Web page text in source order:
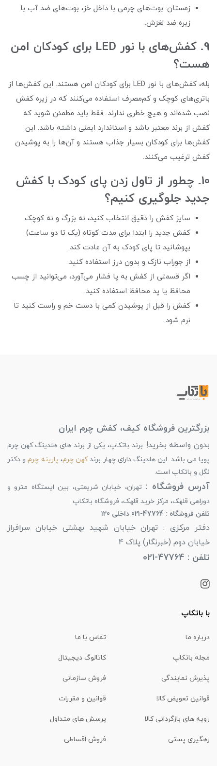
زمستان: بوت‌های چرمی با داخل خز، بوت‌های ضد آب با
زیره ضد لغزش.
9. کفش‌های با نور LED برای کودکان امن
هست؟
بله، کفش‌های با نور LED برای کودکان امن هستند. این کفش‌ها از
باتری‌های کوچک و کم‌مصرف استفاده می‌کنند که در زیره کفش
نصب شده‌اند و هیچ خطری ندارند. فقط باید مطمئن شوید که
کفش از برند معتبر باشد و استاندارد ایمنی داشته باشد. این
کفش‌ها برای کودکان بسیار جذاب هستند و آن‌ها را به پوشیدن
کفش ترغیب می‌کنند.
10. چطور از تاول زدن پای کودک با کفش
جدید جلوگیری کنیم؟
سایز کفش را دقیق انتخاب کنید، نه بزرگ و نه کوچک
کفش جدید را ابتدا برای مدت کوتاه (یک تا دو ساعت)
بپوشانید تا پای کودک به آن عادت کند.
از جوراب نازک و بدون درز استفاده کنید.
اگر قسمتی از کفش به پا فشار می‌آورد، می‌توانید از چسب
محافظ یا پد محافظ استفاده کنید.
کفش را قبل از پوشیدن کمی با دست خم و راست کنید تا
نرم شود.
بزرگترین فروشگاه کیف، کفش چرم ایران
بدون واسطه بخرید! برند باتکاپ، یکی از برند های هلدینگ کهن چرم
پویا می باشد. این هلدینگ دارای چهار برندکهن چرم، پارینه چرمو دکتر
نگل و باتکاپ است.
آدرس فروشگاه : تهران، خیابان شریعتی، بین ایستگاه مترو و
دوراهی قلهک، مرکز خرید قلهک، فروشگاه باتکاپ
تلفن فروشگاه : 47764-021 داخلی 120
دفتر مرکزی : تهران خیابان شهید بهشتی خیابان سرافراز
خیابان دوم (خبرنگار) پلاک 4
تلفن : 47764-021
با باتکاپ
درباره ما تماس با ما
مجله باتکاپ کاتالوگ دیجیتال
پذیرش نمایندگی فروش سازمانی
قوانین تعویض کالا قوانین و مقررات
رویه های بازگردانی کالا پرسش های متداول
رهگیری پستی فروش اقساطی